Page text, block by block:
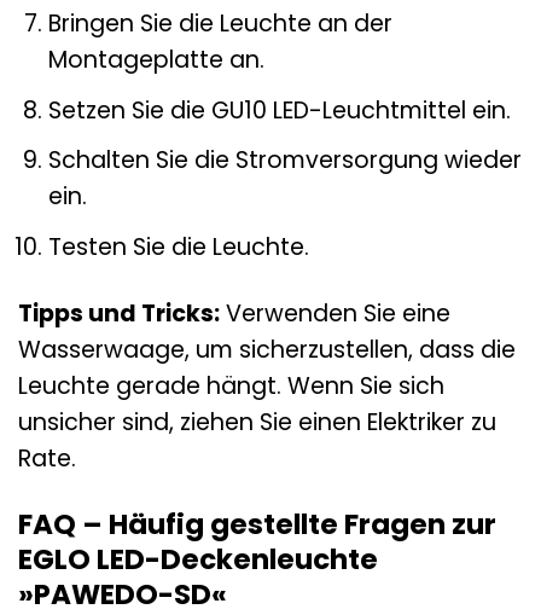
Bringen Sie die Leuchte an der
Montageplatte an.
Setzen Sie die GU10 LED-Leuchtmittel ein.
Schalten Sie die Stromversorgung wieder
ein.
Testen Sie die Leuchte.
Tipps und Tricks:Verwenden Sie eine
Wasserwaage, um sicherzustellen, dass die
Leuchte gerade hängt. Wenn Sie sich
unsicher sind, ziehen Sie einen Elektriker zu
Rate.
FAQ – Häufig gestellte Fragen zur
EGLO LED-Deckenleuchte
»PAWEDO-SD«